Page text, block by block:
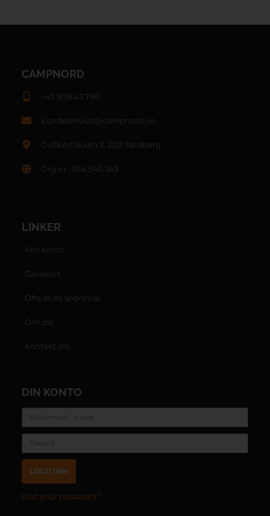
CAMPNORD
+47 908 43 760
kundeservice@campnord.no
Gullberlokken 3, 3123 Tønsberg
Org.nr.: 924.946.563
LINKER
Min konto
Gavekort
Ofte stilte spørsmål
Om oss
Kontakt oss
DIN KONTO
LOGG INN
Lost your password?